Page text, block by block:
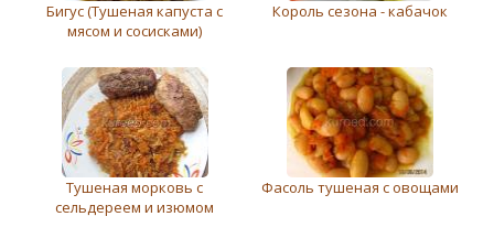
Бигус (Тушеная капуста с
мясом и сосисками)
Король сезона - кабачок
Тушеная морковь с
сельдереем и изюмом
Фасоль тушеная с овощами